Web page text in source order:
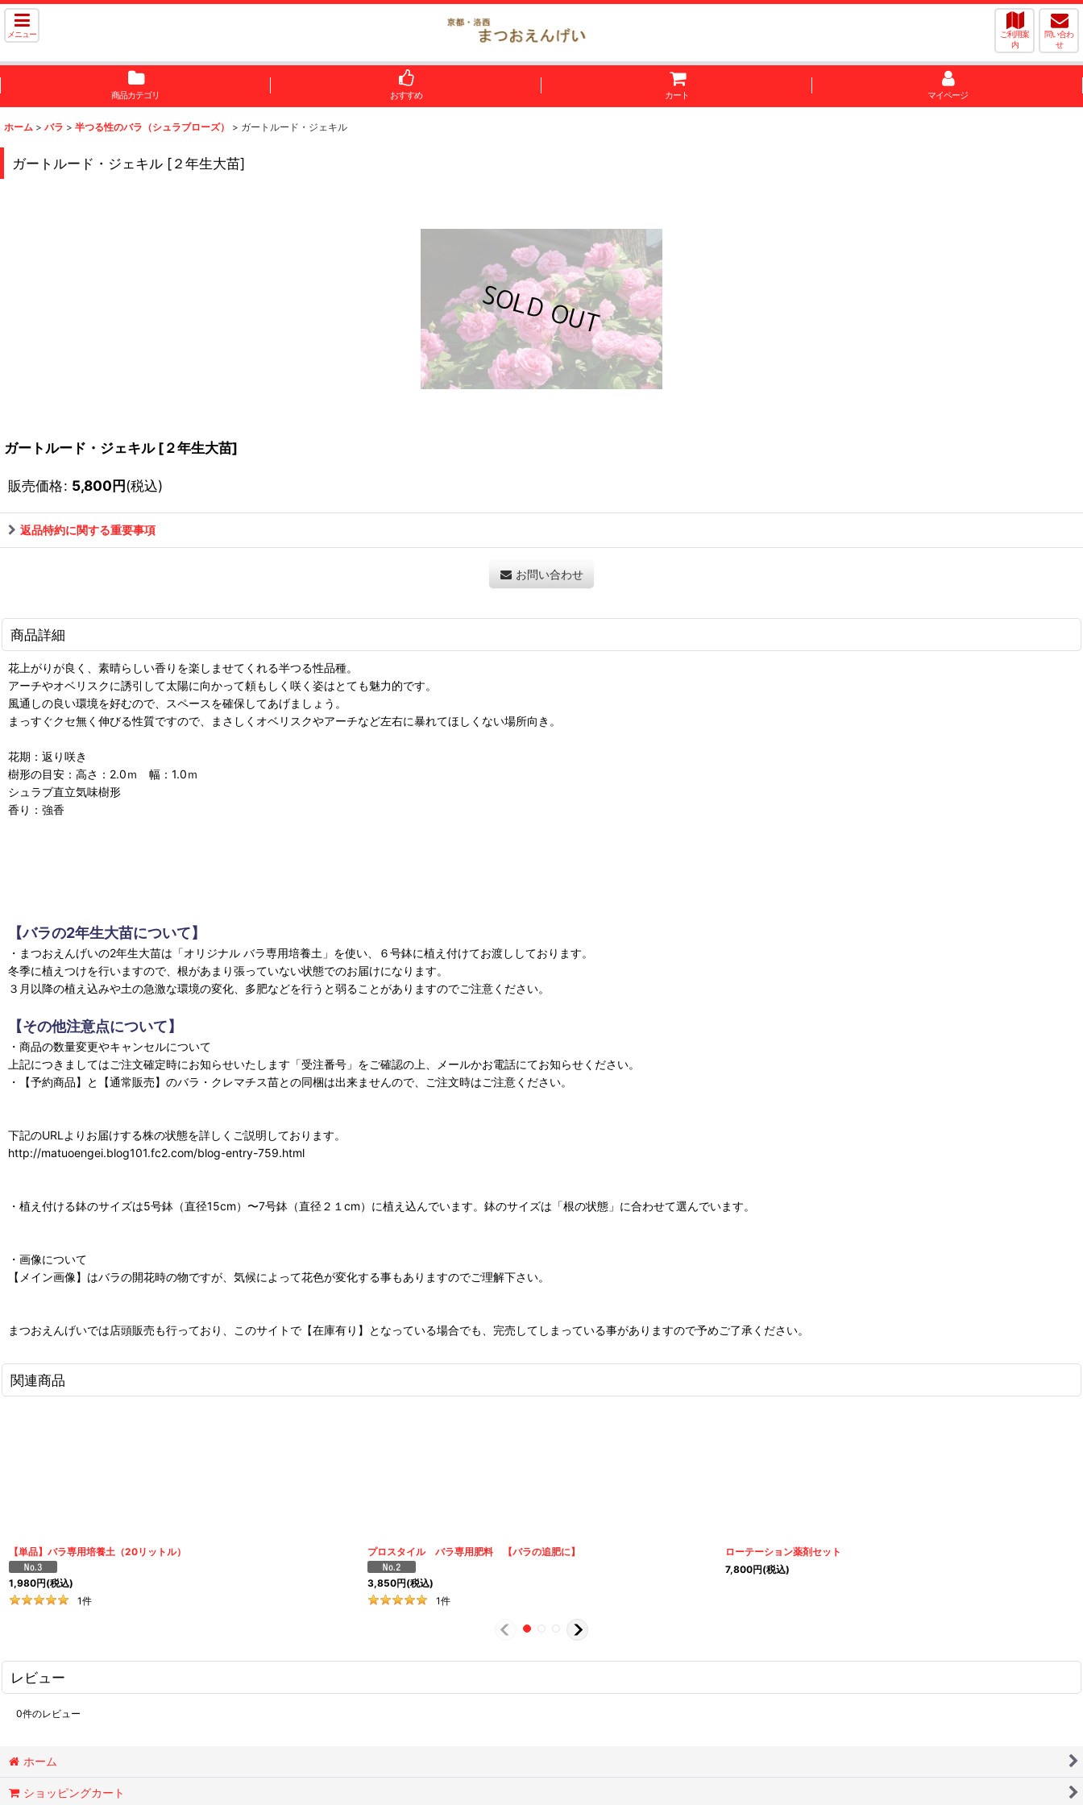
メニュー
ご利用案
内
問い合わ
せ
商品カテゴリ おすすめ カート マイページ
ホーム > バラ > 半つる性のバラ（シュラブローズ） > ガートルード・ジェキル
ガートルード・ジェキル [２年生大苗]
ガートルード・ジェキル [２年生大苗]
販売価格: 5,800円(税込)
返品特約に関する重要事項
お問い合わせ
商品詳細
花上がりが良く、素晴らしい香りを楽しませてくれる半つる性品種。
アーチやオベリスクに誘引して太陽に向かって頼もしく咲く姿はとても魅力的です。
風通しの良い環境を好むので、スペースを確保してあげましょう。
まっすぐクセ無く伸びる性質ですので、まさしくオベリスクやアーチなど左右に暴れてほしくない場所向き。
花期：返り咲き
樹形の目安：高さ：2.0ｍ 幅：1.0ｍ
シュラブ直立気味樹形
香り：強香
【バラの2年生大苗について】
・まつおえんげいの2年生大苗は「オリジナル バラ専用培養土」を使い、６号鉢に植え付けてお渡ししております。
冬季に植えつけを行いますので、根があまり張っていない状態でのお届けになります。
３月以降の植え込みや土の急激な環境の変化、多肥などを行うと弱ることがありますのでご注意ください。
【その他注意点について】
・商品の数量変更やキャンセルについて
上記につきましてはご注文確定時にお知らせいたします「受注番号」をご確認の上、メールかお電話にてお知らせください。
・【予約商品】と【通常販売】のバラ・クレマチス苗との同梱は出来ませんので、ご注文時はご注意ください。
下記のURLよりお届けする株の状態を詳しくご説明しております。
http://matuoengei.blog101.fc2.com/blog-entry-759.html
・植え付ける鉢のサイズは5号鉢（直径15cm）〜7号鉢（直径２１cm）に植え込んでいます。鉢のサイズは「根の状態」に合わせて選んでいます。
・画像について
【メイン画像】はバラの開花時の物ですが、気候によって花色が変化する事もありますのでご理解下さい。
まつおえんげいでは店頭販売も行っており、このサイトで【在庫有り】となっている場合でも、完売してしまっている事がありますので予めご了承ください。
関連商品
【単品】バラ専用培養土（20リットル）
1,980円(税込)
1件
プロスタイル バラ専用肥料 【バラの追肥に】
3,850円(税込)
1件
ローテーション薬剤セット
7,800円(税込)
レビュー
0件のレビュー
ホーム
ショッピングカート